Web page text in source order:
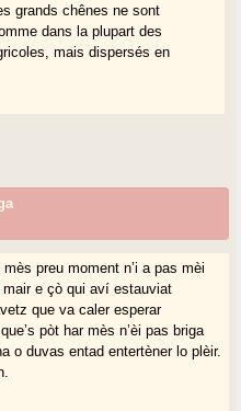
grands chênes ne sont
dans la plupart des
mais dispersés en
preu moment n’i a pas mèi
mair e çò qui aví estauviat
que va caler esperar
pòt har mès n’èi pas briga
o duvas entad entertèner lo plèir.